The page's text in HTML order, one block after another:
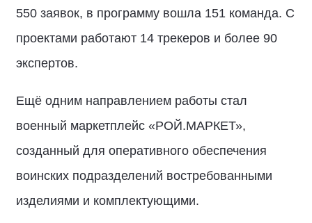
550 заявок, в программу вошла 151 команда. С
проектами работают 14 трекеров и более 90
экспертов.
Ещё одним направлением работы стал
военный маркетплейс «РОЙ.МАРКЕТ»,
созданный для оперативного обеспечения
воинских подразделений востребованными
изделиями и комплектующими.